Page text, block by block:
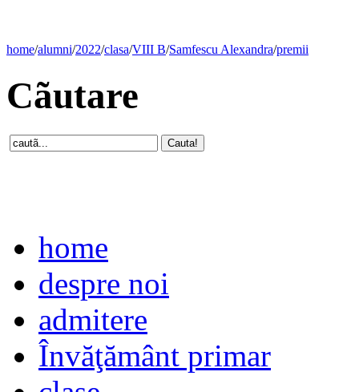
home/alumni/2022/clasa/VIII B/Samfescu Alexandra/premii
Cãutare
home
despre noi
admitere
Învăţământ primar